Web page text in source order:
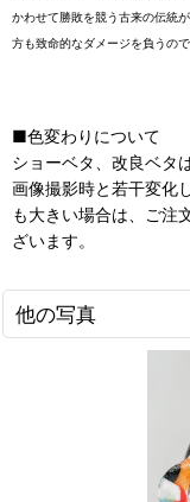
かわせて勝敗を競う古来の伝統
方も致命的なダメージを負うの
■色変わりについて
ショーベタ、改良ベタ
画像撮影時と若干変化
も大きい場合は、ご注
ざいます。
他の写真